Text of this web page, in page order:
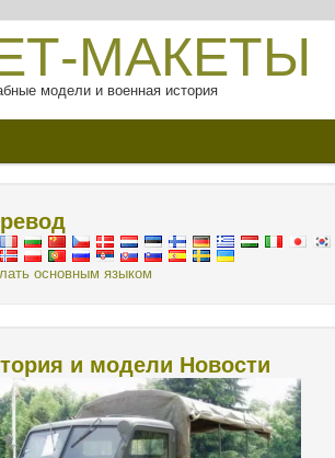
МАКЕТЫ
модели и военная история
основным языком
и модели Новости